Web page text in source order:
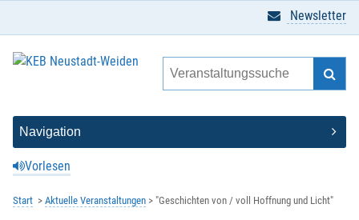
Vorlesen
Newsletter
Start Aktuelle Veranstaltungen "Geschichten von / voll Hoffnung und Licht"